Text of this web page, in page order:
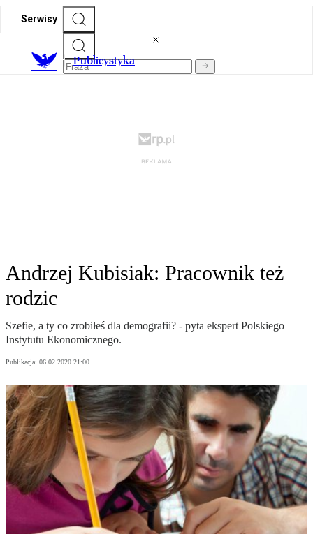
Serwisy
Publicystyka
Andrzej Kubisiak: Pracownik też
rodzic
Szefie, a ty co zrobiłeś dla demografii? - pyta ekspert Polskiego
Instytutu Ekonomicznego.
Publikacja: 06.02.2020 21:00